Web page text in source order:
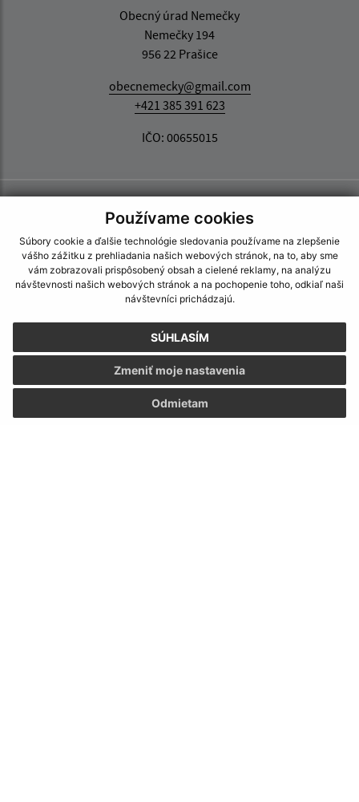
Používame cookies
Súbory cookie a ďalšie technológie sledovania používame na zlepšenie
vášho zážitku z prehliadania našich webových stránok, na to, aby sme
vám zobrazovali prispôsobený obsah a cielené reklamy, na analýzu
návštevnosti našich webových stránok a na pochopenie toho, odkiaľ naši
návštevníci prichádzajú.
SÚHLASÍM
Odmietam
Zmeniť moje nastavenia
Obecný úrad Nemečky
Nemečky 194
956 22 Prašice
obecnemecky@gmail.com
+421 385 391 623
IČO: 00655015